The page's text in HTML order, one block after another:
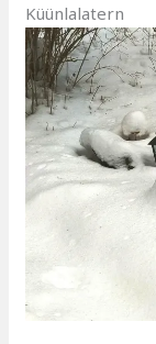
Küünlalatern